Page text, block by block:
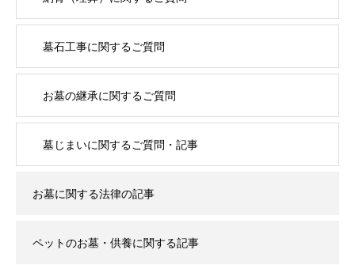
墓石工事に関するご質問
お墓の継承に関するご質問
墓じまいに関するご質問・記事
お墓に関する法律の記事
ペットのお墓・供養に関する記事